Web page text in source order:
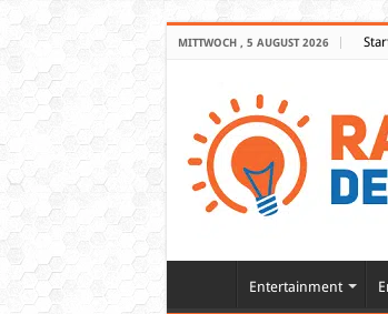
MITTWOCH , 5 AUGUST 2026
Entertainment